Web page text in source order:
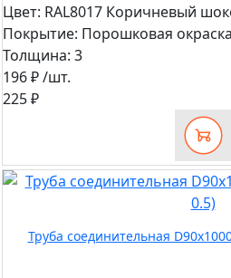
Цвет: RAL8017 Коричневый
Покрытие: Порошковая окраска
Толщина: 3
196 ₽/шт.
225 ₽
Труба соединительная